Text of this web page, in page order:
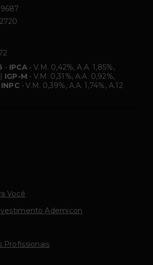
Você
Ademicon
Profissionais
- IPCA • V.M. 0,42%, A.A. 1,85%,
IGP-M • V.M. 0,31%, A.A. 0,92%,
INPC • V.M. 0,39%, A.A. 1,74%, A.12